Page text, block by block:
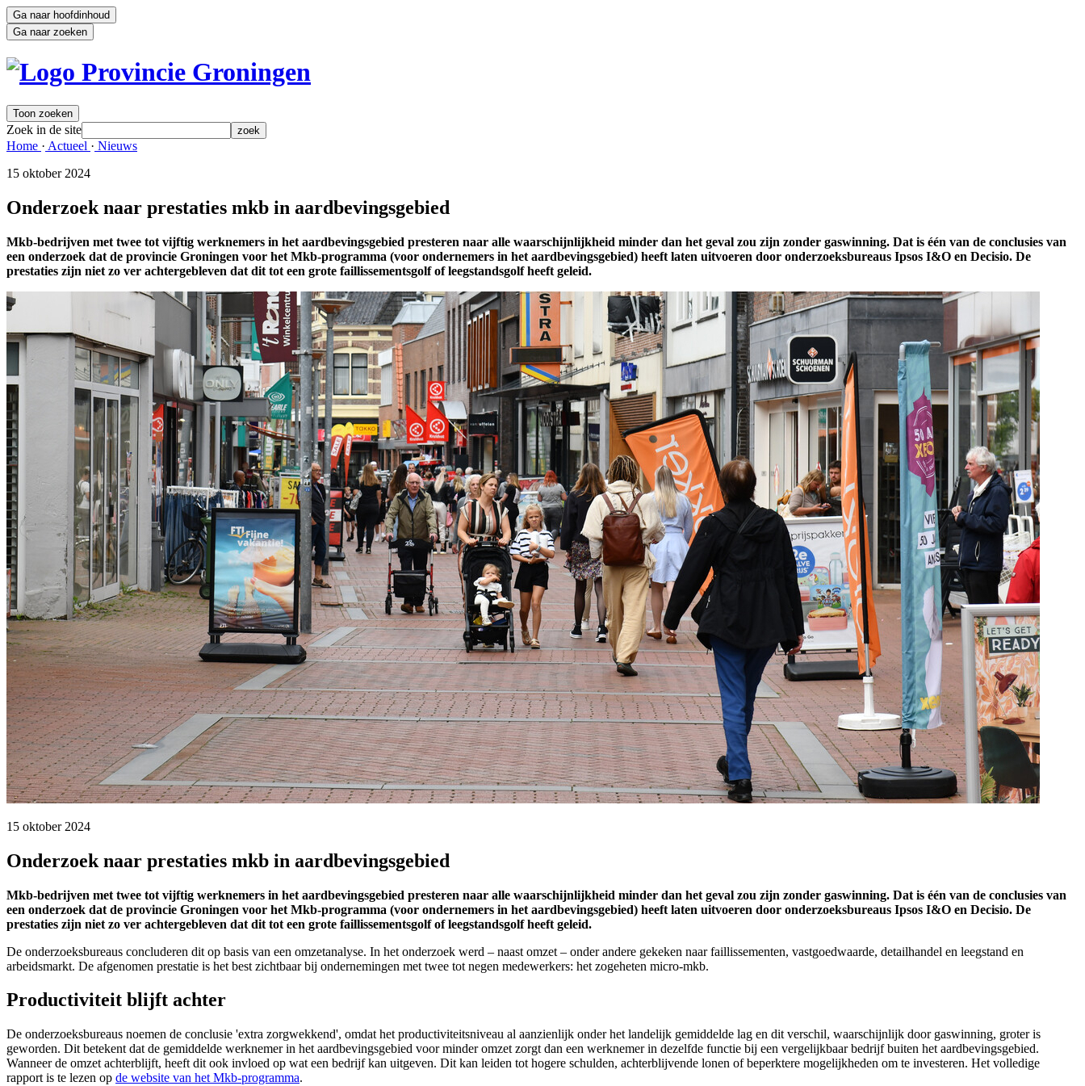
Ga naar hoofdinhoud
Ga naar zoeken
Toon zoeken
Zoek in de site zoek
Home · Actueel · Nieuws
15 oktober 2024
Onderzoek naar prestaties mkb in aardbevingsgebied
Mkb-bedrijven met twee tot vijftig werknemers in het aardbevingsgebied presteren naar alle waarschijnlijkheid minder dan het geval zou zijn zonder gaswinning. Dat is één van de conclusies van
een onderzoek dat de provincie Groningen voor het Mkb-programma (voor ondernemers in het aardbevingsgebied) heeft laten uitvoeren door onderzoeksbureaus Ipsos I&O en Decisio. De
prestaties zijn niet zo ver achtergebleven dat dit tot een grote faillissementsgolf of leegstandsgolf heeft geleid.
15 oktober 2024
Onderzoek naar prestaties mkb in aardbevingsgebied
Mkb-bedrijven met twee tot vijftig werknemers in het aardbevingsgebied presteren naar alle waarschijnlijkheid minder dan het geval zou zijn zonder gaswinning. Dat is één van de conclusies van
een onderzoek dat de provincie Groningen voor het Mkb-programma (voor ondernemers in het aardbevingsgebied) heeft laten uitvoeren door onderzoeksbureaus Ipsos I&O en Decisio. De
prestaties zijn niet zo ver achtergebleven dat dit tot een grote faillissementsgolf of leegstandsgolf heeft geleid.
De onderzoeksbureaus concluderen dit op basis van een omzetanalyse. In het onderzoek werd – naast omzet – onder andere gekeken naar faillissementen, vastgoedwaarde, detailhandel en leegstand en
arbeidsmarkt. De afgenomen prestatie is het best zichtbaar bij ondernemingen met twee tot negen medewerkers: het zogeheten micro-mkb.
Productiviteit blijft achter
De onderzoeksbureaus noemen de conclusie 'extra zorgwekkend', omdat het productiviteitsniveau al aanzienlijk onder het landelijk gemiddelde lag en dit verschil, waarschijnlijk door gaswinning, groter is
geworden. Dit betekent dat de gemiddelde werknemer in het aardbevingsgebied voor minder omzet zorgt dan een werknemer in dezelfde functie bij een vergelijkbaar bedrijf buiten het aardbevingsgebied.
Wanneer de omzet achterblijft, heeft dit ook invloed op wat een bedrijf kan uitgeven. Dit kan leiden tot hogere schulden, achterblijvende lonen of beperktere mogelijkheden om te investeren. Het volledige
rapport is te lezen op de website van het Mkb-programma.